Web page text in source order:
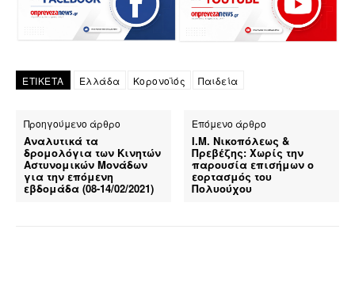
ΕΤΙΚΕΤΑ Ελλάδα Κορονοϊός Παιδεία
Προηγούμενο άρθρο
Αναλυτικά τα
δρομολόγια των Κινητών
Αστυνομικών Μονάδων
για την επόμενη
εβδομάδα (08-14/02/2021)
Επόμενο άρθρο
Ι.Μ. Νικοπόλεως &
Πρεβέζης: Χωρίς την
παρουσία επισήμων ο
εορτασμός του
Πολυούχου